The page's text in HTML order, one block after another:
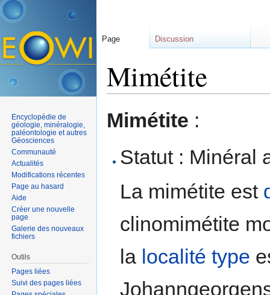
Mimétite
Mimétite :
Statut : Minéral
La mimétite est
clinomimétite
la localité type
Page Discussion
Encyclopédie de
géologie, minéralogie,
paléontologie et autres
Géosciences
Communauté
Actualités
Modifications récentes
Page au hasard
Aide
Créer une nouvelle
page
Galerie des nouveaux
fichiers
Outils
Pages liées
Suivi des pages liées